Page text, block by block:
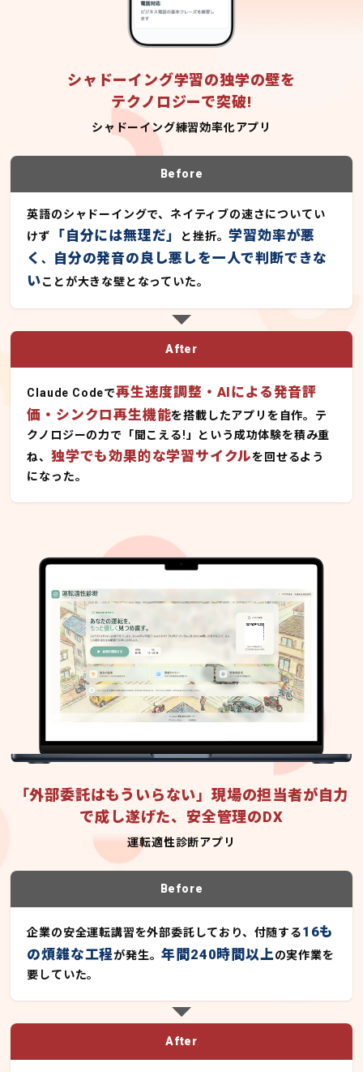
シャドーイング学習の独学の壁を
テクノロジーで突破!
シャドーイング練習効率化アプリ
Before
英語のシャドーイングで、ネイティブの速さについてい
けず
「自分には無理だ」 と挫折。学習効率が悪
く、
自分の発音の良し悪しを一人で判断できな
いことが大きな壁となっていた。
After
Claude Codeで再生速度調整・AIによる発音評
価・シンクロ再生機能を搭載したアプリを自作。テ
クノロジーの力で「聞こえる!」という成功体験を積み重
ね、独学でも効果的な学習サイクルを回せるよう
になった。
「外部委託はもういらない」現場の担当者が自力
で成し遂げた、安全管理のDX
運転適性診断アプリ
Before
企業の安全運転講習を外部委託しており、付随する16も
の煩雑な工程が発生。年間240時間以上の実作業を
要していた。
After